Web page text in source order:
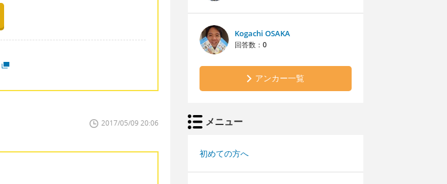
2017/05/09 20:06
Kogachi OSAKA
回答数： 0
アンカー一覧
メニュー
初めての方へ